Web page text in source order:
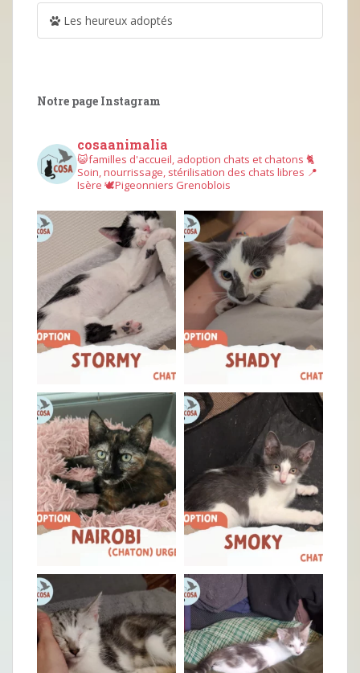
Les heureux adoptés
Notre page Instagram
cosaanimalia
😺familles d'accueil, adoption chats et chatons 🐈
Soin, nourrissage, stérilisation des chats libres 📍
Isère 🕊︎Pigeonniers Grenoblois